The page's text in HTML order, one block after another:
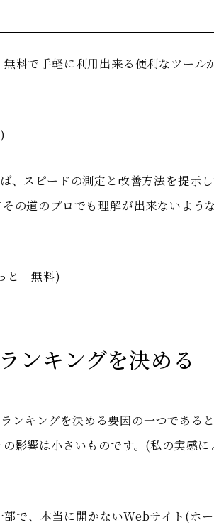
料で手軽に利用出来る便利なツール
、スピードの測定と改善方法を提示
の道のプロでも理解が出来ないよう
と 無料)
ンキングを決める
ンキングを決める要因の一つである
影響は小さいものです。(私の実感に
で、本当に開かないWebサイト(ホ